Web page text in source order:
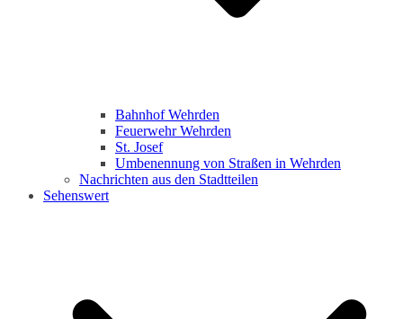
Bahnhof Wehrden
Feuerwehr Wehrden
St. Josef
Umbenennung von Straßen in Wehrden
Nachrichten aus den Stadtteilen
Sehenswert